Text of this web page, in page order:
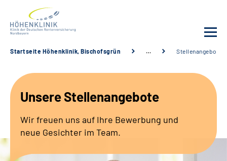
Leistungsangebot
Fachbereiche
Service
Startseite Höhenklinik, Bischofsgrün … Stellenangebote
Unsere Stellenangebote
Wir freuen uns auf Ihre Bewerbung und
neue Gesichter im Team.